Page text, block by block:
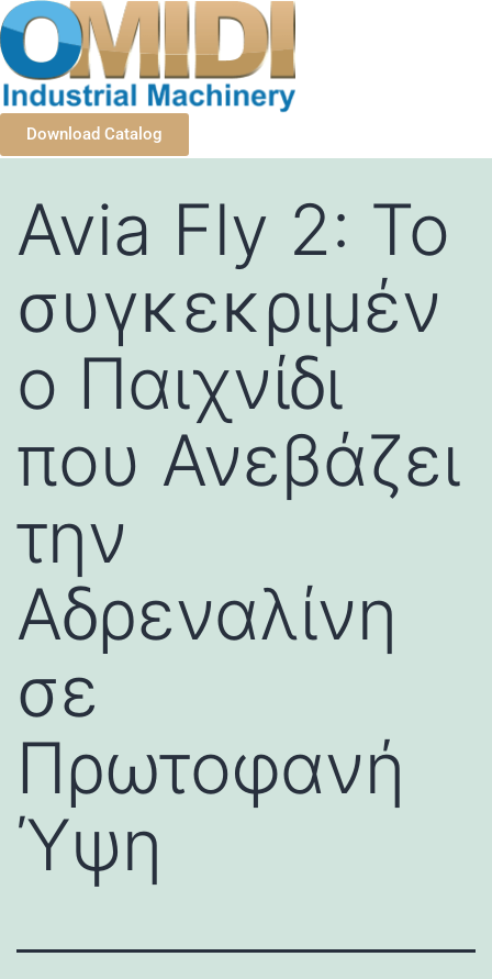
Download Catalog
Avia Fly 2: Το
συγκεκριμέν
ο Παιχνίδι
που Ανεβάζει
την
Αδρεναλίνη
σε
Πρωτοφανή
Ύψη